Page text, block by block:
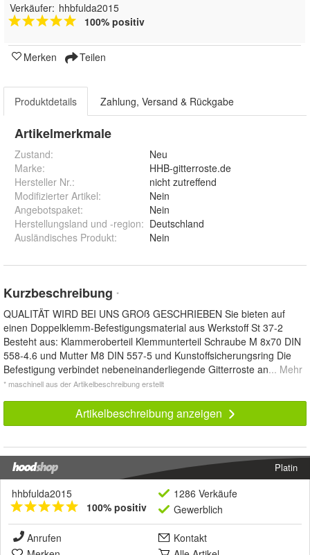
Verkäufer: hhbfulda2015
100% positiv
Merken Teilen
Produktdetails Zahlung, Versand & Rückgabe
Artikelmerkmale
Zustand:
Neu
Marke:
HHB-gitterroste.de
Hersteller Nr.:
nicht zutreffend
Modifizierter Artikel:
Nein
Angebotspaket:
Nein
Herstellungsland und -region: Deutschland
Ausländisches Produkt: Nein
Kurzbeschreibung *
QUALITÄT WIRD BEI UNS GROß GESCHRIEBEN Sie bieten auf
einen Doppelklemm-Befestigungsmaterial aus Werkstoff St 37-2
Besteht aus: Klammeroberteil Klemmunterteil Schraube M 8x70 DIN
558-4.6 und Mutter M8 DIN 557-5 und Kunstoffsicherungsring Die
Befestigung verbindet nebeneinanderliegende Gitterroste an... Mehr
* maschinell aus der Artikelbeschreibung erstellt
Artikelbeschreibung anzeigen
Platin
hhbfulda2015
100% positiv
1286 Verkäufe
Gewerblich
Anrufen
Kontakt